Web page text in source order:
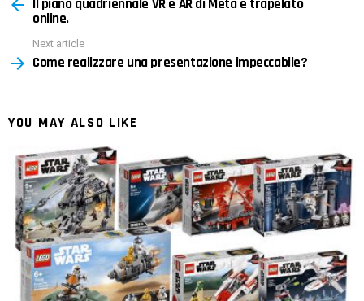
Il piano quadriennale VR e AR di Meta è trapelato
online.
Next article
Come realizzare una presentazione impeccabile?
YOU MAY ALSO LIKE